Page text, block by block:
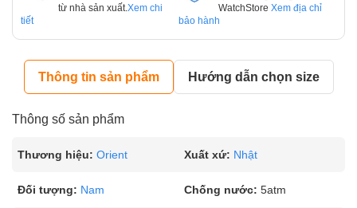
từ nhà sản xuất. Xem chi
tiết
WatchStore Xem địa chỉ
bảo hành
Thông tin sản phẩm Hướng dẫn chọn size
Thông số sản phẩm
Thương hiệu: Orient Xuất xứ: Nhật
Đối tượng: Nam Chống nước: 5atm